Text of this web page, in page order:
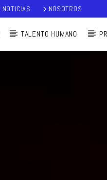
NOTICIAS NOSOTROS
TALENTO HUMANO